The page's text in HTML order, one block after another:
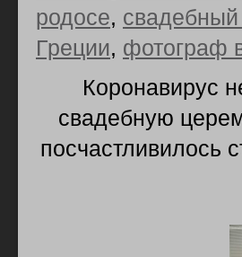
родосе,
Греции, фотограф
Коронавирус
свадебную
посчастливилось